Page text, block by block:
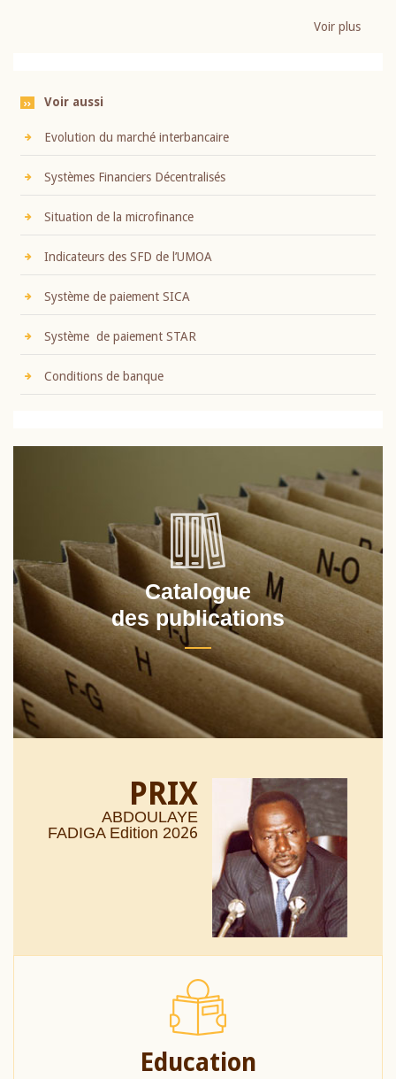
Voir plus
Voir aussi
Evolution du marché interbancaire
Systèmes Financiers Décentralisés
Situation de la microfinance
Indicateurs des SFD de l’UMOA
Système de paiement SICA
Système de paiement STAR
Conditions de banque
Catalogue
des publications
PRIX
ABDOULAYE
FADIGA Edition 2026
Education